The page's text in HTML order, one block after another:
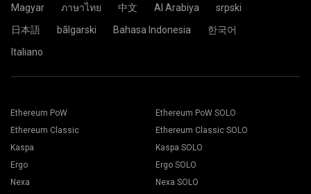
được giới thiệu trên trang "Cách bắt đầu". Nhấn nút Lưu
2Miners pool.
Chọn mỏ đào 2Miners. Khi cửa sổ pop-up xuất hiện, chọn vị
Magyar
ภาษาไทย 中文 Al Arabiya
srpski
日本語
bãlgarski Bahasa Indonesia
한국어
Italiano
Ethereum PoW
Ethereum Classic
Kaspa
Ergo
Nexa
Ethereum PoW SOLO
Ethereum Classic SOLO
Kaspa SOLO
Ergo SOLO
Nexa SOLO